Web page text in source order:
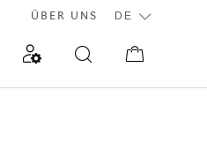
ÜBER UNS